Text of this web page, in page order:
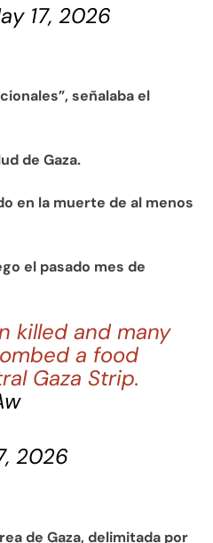
17, 2026
señalaba el
de Gaza.
en la muerte de al menos
el pasado mes de
killed and many
a food
Gaza Strip.
2026
de Gaza, delimitada por